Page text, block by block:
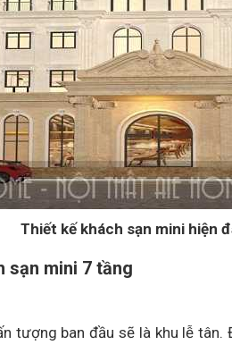
Thiết kế khách sạn mini hiện
sạn mini 7 tầng
tượng ban đầu sẽ là khu lễ